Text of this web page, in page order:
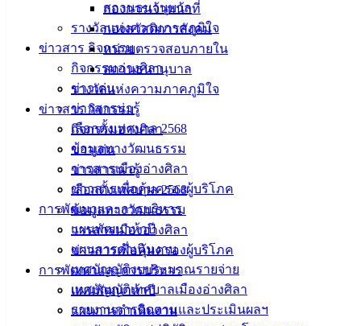
สถานธนานุบาล
รางวัลแห่งความภาคภูมิใจ
ข่าวสาร กิจกรรม
กิจกรรมอ่างศิลา
ข่าวเด่น
ข่าวสารน่ารู้
เลือกตั้งเทศบาล 2568
ข้อมูลทางวัฒนธรรม
วารสารเมืองอ่างศิลา
ข่าวสารเพื่อคุ้มครองผู้บริโภค
การพัฒนาและการบริหาร
แผนพัฒนาห้าปี
แผนการดำเนินงาน
เทศบัญญัติงบประมาณรายจ่าย
เทศบัญญัติเทศบาลเมืองอ่างศิลา
รายงานการติดตามและประเมินผลฯ
กองการเจ้าหน้าที่
กองสวัสดิการสังคม
หน่วยตรวจสอบภายใน
สถานธนานุบาล
รางวัลแห่งความภาคภูมิใจ
ข่าวสาร กิจกรรม
กิจกรรมอ่างศิลา
ข่าวเด่น
ข่าวสารน่ารู้
เลือกตั้งเทศบาล 2568
ข้อมูลทางวัฒนธรรม
วารสารเมืองอ่างศิลา
ข่าวสารเพื่อคุ้มครองผู้บริโภค
การพัฒนาและการบริหาร
แผนพัฒนาห้าปี
แผนการดำเนินงาน
วัสดุการเกษตร 8 รายการดาวน์โหลด
เทศบาล
เมืองอ่าง